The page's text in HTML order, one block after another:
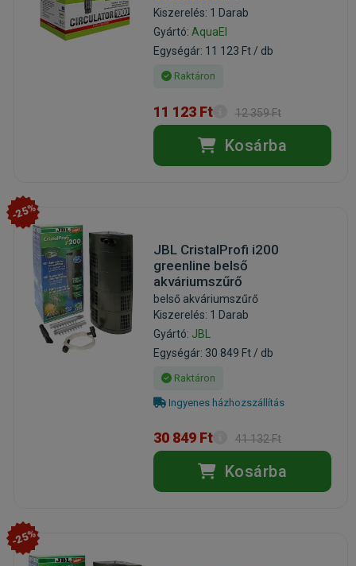
Kiszerelés: 1 Darab
Gyártó: AquaEl
Egységár: 11 123 Ft / db
Raktáron
11 123 Ft 12 359 Ft
Kosárba
-25%
JBL CristalProfi i200
greenline belső
akváriumszűrő
belső akváriumszűrő
Kiszerelés: 1 Darab
Gyártó: JBL
Egységár: 30 849 Ft / db
Raktáron
Ingyenes házhozszállítás
30 849 Ft 41 132 Ft
Kosárba
-25%